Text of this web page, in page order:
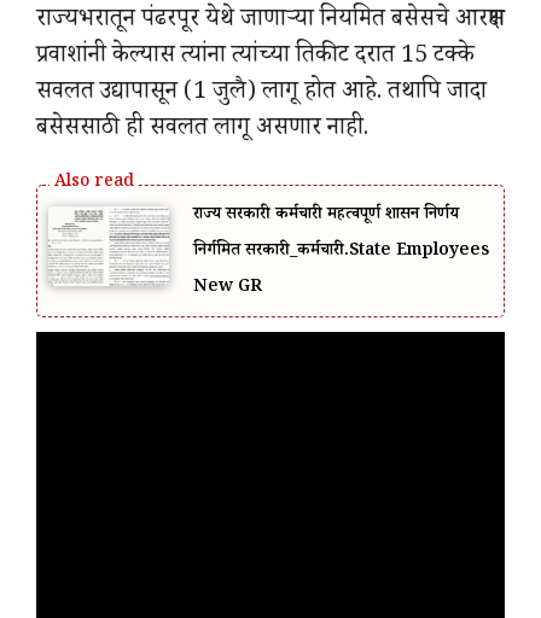
राज्यभरातून पंढरपूर येथे जाणाऱ्या नियमित बसेसचे आरक्षण
प्रवाशांनी केल्यास त्यांना त्यांच्या तिकीट दरात 15 टक्के
सवलत उद्यापासून (1 जुलै) लागू होत आहे. तथापि जादा
बसेससाठी ही सवलत लागू असणार नाही.
राज्य सरकारी कर्मचारी महत्वपूर्ण शासन निर्णय
निर्गमित सरकारी_कर्मचारी.State Employees
New GR